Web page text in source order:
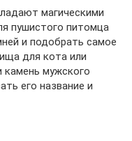
магическими
пушистого питомца
и подобрать самое
для кота или
камень мужского
его название и